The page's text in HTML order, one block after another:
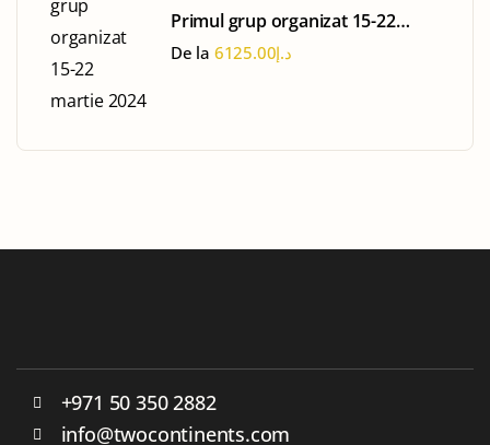
Primul grup organizat 15-22
martie 2024
De la د.إ6125.00
+971 50 350 2882
info@twocontinents.com